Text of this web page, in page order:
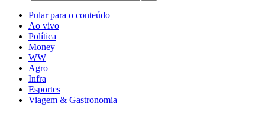
Pular para o conteúdo
Ao vivo
Política
Money
WW
Agro
Infra
Esportes
Viagem & Gastronomia